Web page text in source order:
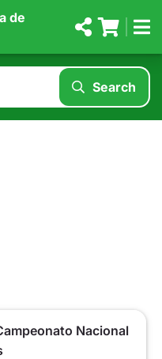
de
Search
Nacional